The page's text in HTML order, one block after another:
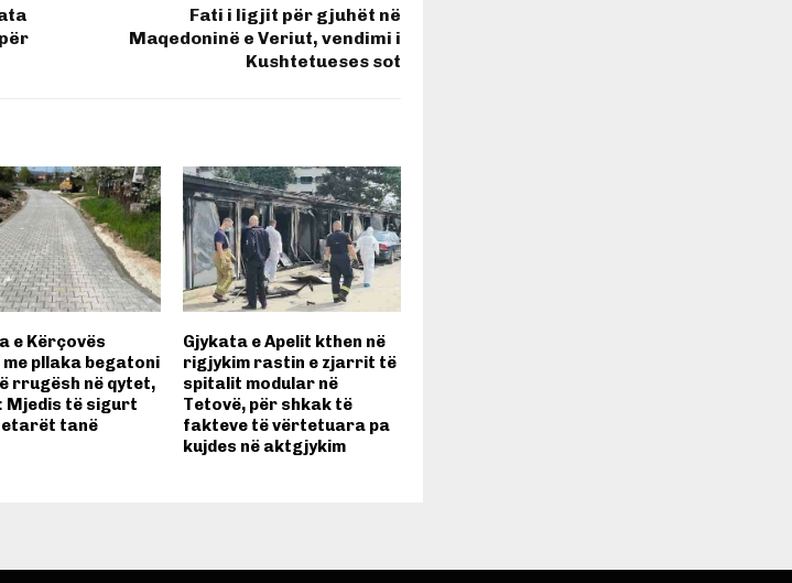
Fati i ligjit për gjuhët në
Maqedoninë e Veriut, vendimi i
Kushtetueses sot
e Kërçovës
pllaka begatoni
rrugësh në qytet,
Mjedis të sigurt
tanë
Gjykata e Apelit kthen në
rigjykim rastin e zjarrit të
spitalit modular në
Tetovë, për shkak të
fakteve të vërtetuara pa
kujdes në aktgjykim